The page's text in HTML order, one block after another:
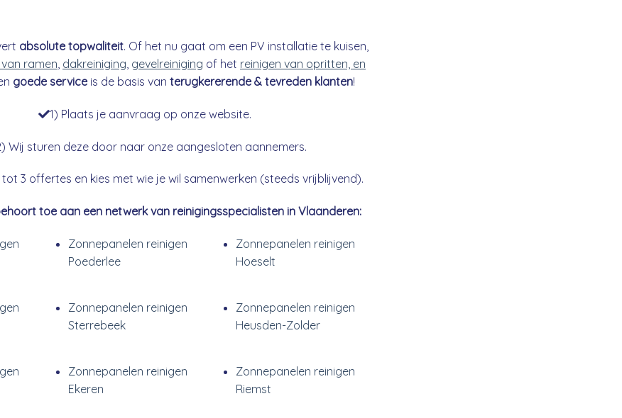
absolute topwaliteit. Of het nu gaat om een PV installatie te kuisen,
ramen dakreiniging gevelreiniging of het reinigen van opritten, en
goede serviceis de basis van terugkererende & tevreden klanten!
1) Plaats je aanvraag op onze website.
Wij sturen deze door naar onze aangesloten aannemers.
3 offertes en kies met wie je wil samenwerken (steeds vrijblijvend).
toe aan een netwerk van reinigingsspecialisten in Vlaanderen:
Zonnepanelen reinigen
Poederlee
Zonnepanelen reinigen
Hoeselt
Zonnepanelen reinigen
Sterrebeek
Zonnepanelen reinigen
Heusden-Zolder
Zonnepanelen reinigen
Ekeren
Zonnepanelen reinigen
Riemst